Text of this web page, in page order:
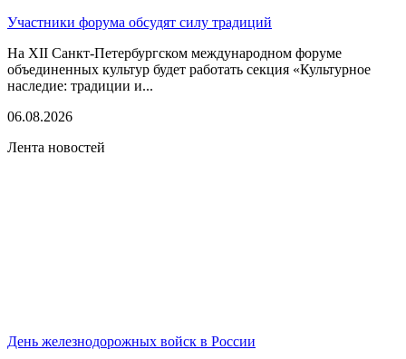
Участники форума обсудят силу традиций
На XII Санкт-Петербургском международном форуме
объединенных культур будет работать секция «Культурное
наследие: традиции и...
06.08.2026
Лента новостей
День железнодорожных войск в России